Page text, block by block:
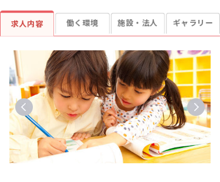
求人内容 働く環境 施設・法人 ギャラリー